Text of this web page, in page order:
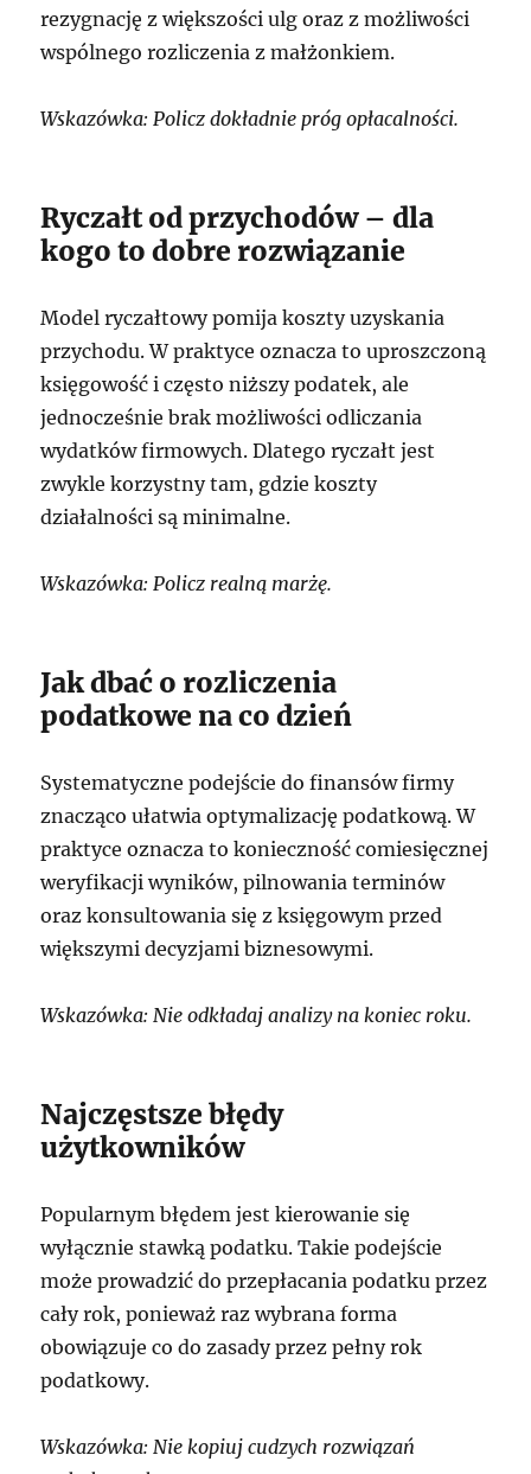
rezygnację z większości ulg oraz z możliwości
wspólnego rozliczenia z małżonkiem.
Wskazówka: Policz dokładnie próg opłacalności.
Ryczałt od przychodów – dla
kogo to dobre rozwiązanie
Model ryczałtowy pomija koszty uzyskania
przychodu. W praktyce oznacza to uproszczoną
księgowość i często niższy podatek, ale
jednocześnie brak możliwości odliczania
wydatków firmowych. Dlatego ryczałt jest
zwykle korzystny tam, gdzie koszty
działalności są minimalne.
Wskazówka: Policz realną marżę.
Jak dbać o rozliczenia
podatkowe na co dzień
Systematyczne podejście do finansów firmy
znacząco ułatwia optymalizację podatkową. W
praktyce oznacza to konieczność comiesięcznej
weryfikacji wyników, pilnowania terminów
oraz konsultowania się z księgowym przed
większymi decyzjami biznesowymi.
Wskazówka: Nie odkładaj analizy na koniec roku.
Najczęstsze błędy
użytkowników
Popularnym błędem jest kierowanie się
wyłącznie stawką podatku. Takie podejście
może prowadzić do przepłacania podatku przez
cały rok, ponieważ raz wybrana forma
obowiązuje co do zasady przez pełny rok
podatkowy.
Wskazówka: Nie kopiuj cudzych rozwiązań